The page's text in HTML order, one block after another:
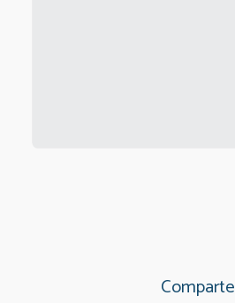
Comparte